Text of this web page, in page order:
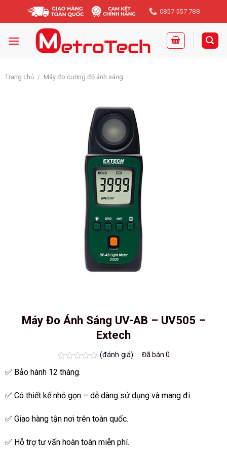
0857 557 788
Trang chủ / Máy đo cường độ ánh sáng
Máy Đo Ánh Sáng UV-AB – UV505 –
Extech
Được
xếp
0.0
5
(đánh giá) Đã bán0
✅ Bảo hành 12 tháng.
✅ Có thiết kế nhỏ gọn – dễ dàng sử dụng và mang đi.
✅ Giao hàng tận nơi trên toàn quốc.
✅ Hỗ trợ tư vấn hoàn toàn miễn phí.